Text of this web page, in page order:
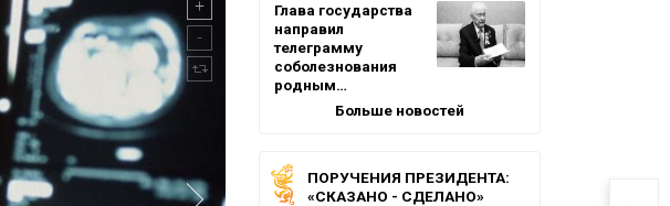
Глава государства
направил
телеграмму
соболезнования
родным…
Больше новостей
ПОРУЧЕНИЯ ПРЕЗИДЕНТА:
«СКАЗАНО - СДЕЛАНО»